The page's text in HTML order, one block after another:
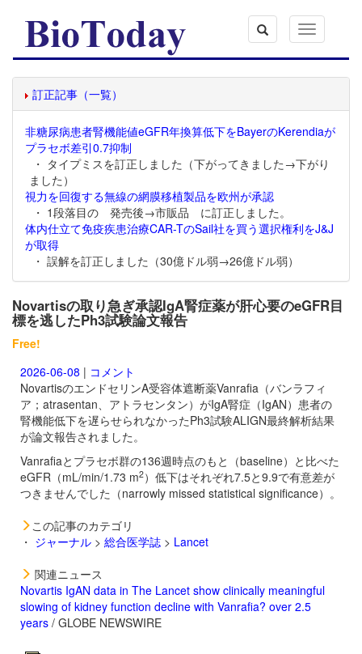
Toggle
navigation
訂正記事（一覧）
非糖尿病患者腎機能値eGFR年換算低下をBayerのKerendiaが
プラセボ差引0.7抑制
・ タイプミスを訂正しました（下がってきました→下がり
ました）
視力を回復する無線の網膜移植製品を欧州が承認
・ 1段落目の 発売後→市販品 に訂正しました。
体内仕立て免疫疾患治療CAR-TのSail社を買う選択権利をJ&J
が取得
・ 誤解を訂正しました（30億ドル弱→26億ドル弱）
Novartisの取り急ぎ承認IgA腎症薬が肝心要のeGFR目
標を逃したPh3試験論文報告
Free!
2026-06-08 | コメント
NovartisのエンドセリンA受容体遮断薬Vanrafia（バンラフィ
ア；atrasentan、アトラセンタン）がIgA腎症（IgAN）患者の
腎機能低下を遅らせられなかったPh3試験ALIGN最終解析結果
が論文報告されました。
Vanrafiaとプラセボ群の136週時点のもと（baseline）と比べた
eGFR（mL/min/1.73 m2）低下はそれぞれ7.5と9.9で有意差が
つきませんでした（narrowly missed statistical significance）。
この記事のカテゴリ
・ ジャーナル > 総合医学誌 > Lancet
関連ニュース
Novartis IgAN data in The Lancet show clinically meaningful
slowing of kidney function decline with Vanrafia? over 2.5
years / GLOBE NEWSWIRE